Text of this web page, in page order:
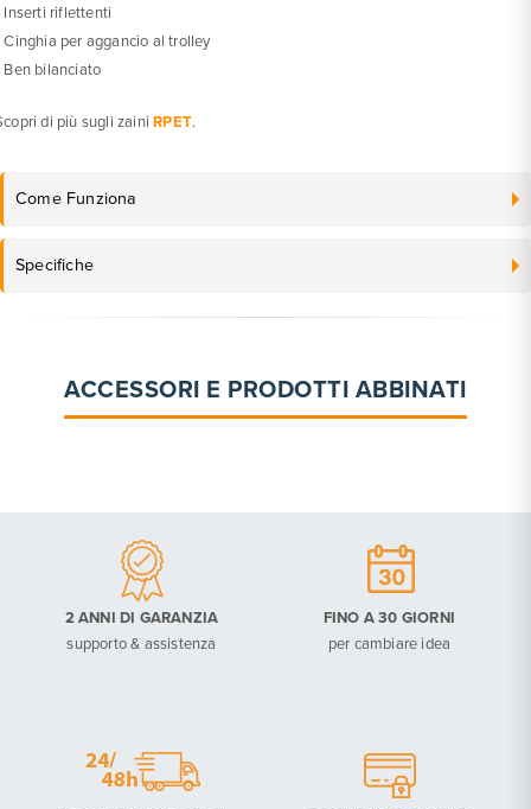
Inserti riflettenti
Cinghia per aggancio al trolley
Ben bilanciato
di più sugli zainiRPET.
Come Funziona
Specifiche
ACCESSORI E PRODOTTI ABBINATI
2 ANNI DI GARANZIA
supporto & assistenza
FINO A 30 GIORNI
per cambiare idea